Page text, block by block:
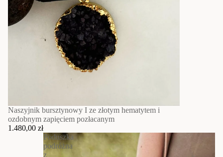
Naszyjnik bursztynowy I ze złotym hematytem i
ozdobnym zapięciem pozłacanym
1.480,00 zł
Poduszka
podróżna
z